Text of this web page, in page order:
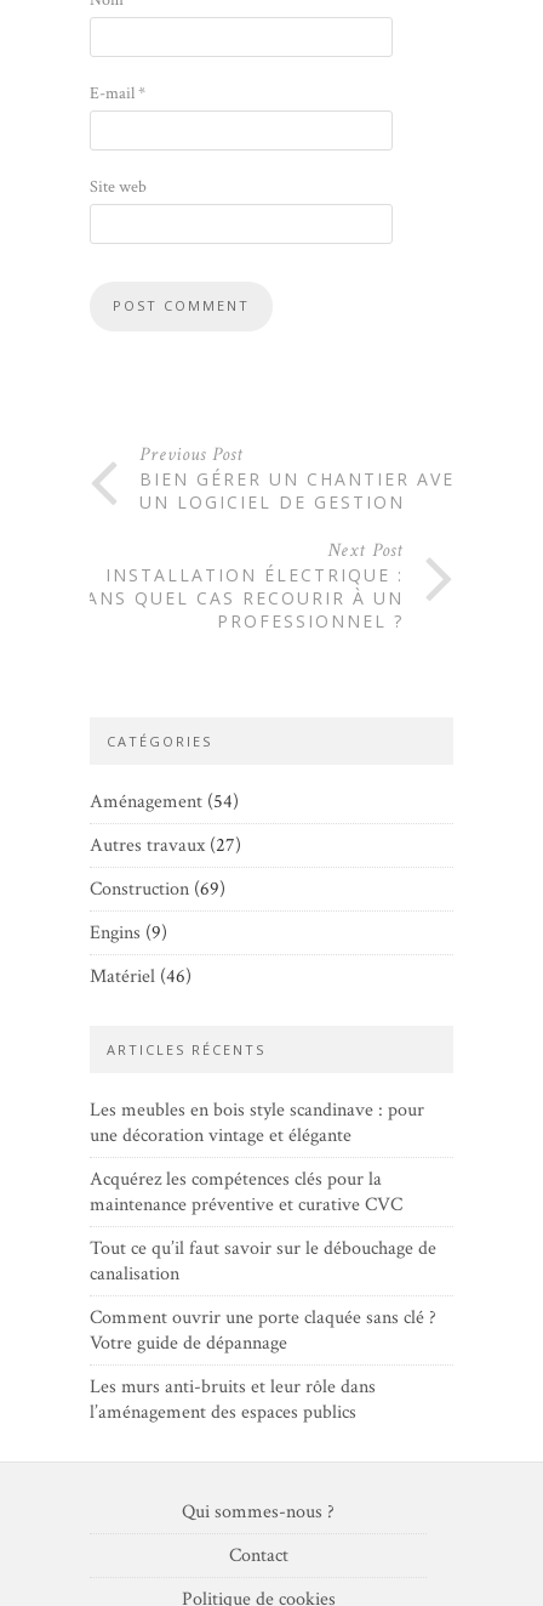
E-mail*
Site web
Previous Post
BIEN GÉRER UN CHANTIER AVEC
UN LOGICIEL DE GESTION
Next Post
INSTALLATION ÉLECTRIQUE :
DANS QUEL CAS RECOURIR À UN
PROFESSIONNEL ?
CATÉGORIES
Aménagement (54)
Autres travaux (27)
Construction (69)
Engins (9)
Matériel (46)
ARTICLES RÉCENTS
Les meubles en bois style scandinave : pour
une décoration vintage et élégante
Acquérez les compétences clés pour la
maintenance préventive et curative CVC
Tout ce qu’il faut savoir sur le débouchage de
canalisation
Comment ouvrir une porte claquée sans clé ?
Votre guide de dépannage
Les murs anti-bruits et leur rôle dans
l’aménagement des espaces publics
Qui sommes-nous ?
Contact
Politique de cookies